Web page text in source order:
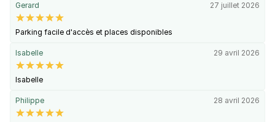
Gerard 27 juillet 2026
Parking facile d'accès et places disponibles
Isabelle 29 avril 2026
Isabelle
Philippe 28 avril 2026